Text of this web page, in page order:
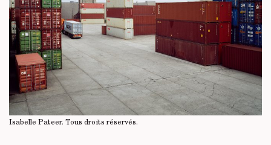
Isabelle Pateer. Tous droits réservés.